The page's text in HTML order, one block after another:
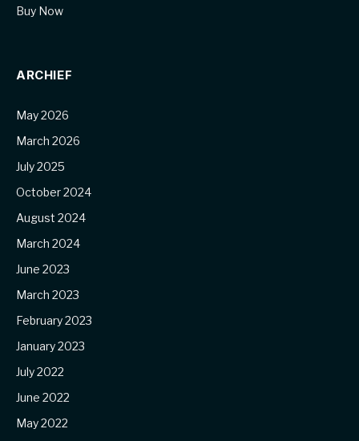
Buy Now
ARCHIEF
May 2026
March 2026
July 2025
October 2024
August 2024
March 2024
June 2023
March 2023
February 2023
January 2023
July 2022
June 2022
May 2022